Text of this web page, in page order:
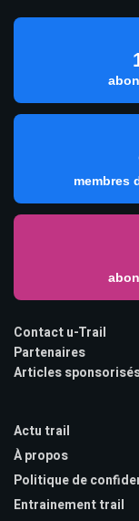
membres
Contact u-Trail
Partenaires
Articles
Actu trail
À propos
Politique de
Entrainement trail